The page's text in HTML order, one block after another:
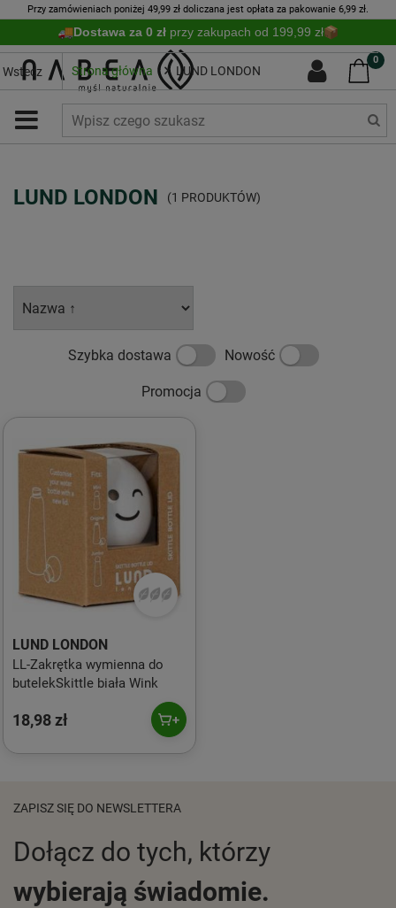
Przy zamówieniach poniżej 49,99 zł doliczana jest opłata za pakowanie 6,99 zł.
Dostawa za 0 zł przy zakupach od 199,99 zł
0
Wstecz Strona główna LUND LONDON
LUND LONDON (1 PRODUKTÓW)
Szybka dostawa Nowość
Promocja
LUND LONDON
LL-Zakrętka wymienna do
butelekSkittle biała Wink
18,98 zł
ZAPISZ SIĘ DO NEWSLETTERA
Dołącz do tych, którzy
wybierają świadomie.